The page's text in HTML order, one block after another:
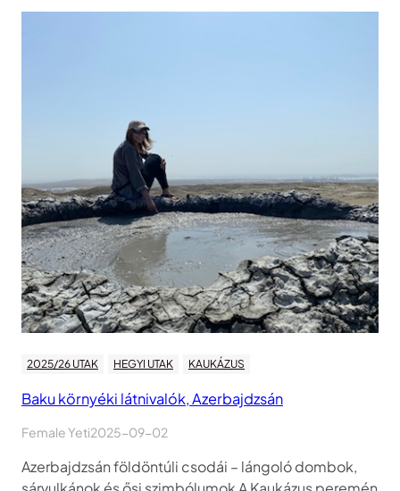
2025/26 UTAK HEGYI UTAK KAUKÁZUS
Baku környéki látnivalók, Azerbajdzsán
Female Yeti2025-09-02
Azerbajdzsán földöntúli csodái – lángoló dombok,